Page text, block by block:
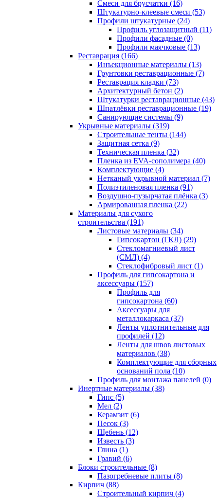
Смеси для брусчатки (16)
Штукатурно-клеевые смеси (53)
Профили штукатурные (24)
Профиль углозащитный (11)
Профили фасадные (0)
Профили маячковые (13)
Реставрация (166)
Инъекционные материалы (13)
Грунтовки реставрационные (7)
Реставрация кладки (73)
Архитектурный бетон (2)
Штукатурки реставрационные (43)
Шпатлёвки реставрационные (19)
Санирующие системы (9)
Укрывные материалы (319)
Строительные тенты (144)
Защитная сетка (9)
Техническая пленка (32)
Пленка из EVA-сополимера (40)
Комплектующие (4)
Нетканый укрывной материал (7)
Полиэтиленовая пленка (91)
Воздушно-пузырчатая плёнка (3)
Армированная пленка (22)
Материалы для сухого
строительства (191)
Листовые материалы (34)
Гипсокартон (ГКЛ) (29)
Стекломагниевый лист
(СМЛ) (4)
Cтеклофибровый лист (1)
Профиль для гипсокартона и
аксессуары (157)
Профиль для
гипсокартона (60)
Аксессуары для
металлокаркаса (37)
Ленты уплотнительные для
профилей (12)
Ленты для швов листовых
материалов (38)
Комплектующие для сборных
оснований пола (10)
Профиль для монтажа панелей (0)
Инертные материалы (38)
Гипс (5)
Мел (2)
Керамзит (6)
Песок (3)
Щебень (12)
Известь (3)
Глина (1)
Гравий (6)
Блоки строительные (8)
Пазогребневые плиты (8)
Кирпич (88)
Строительный кирпич (4)